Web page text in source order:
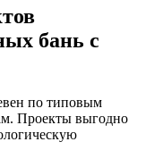
бань с
по типовым
Проекты выгодно